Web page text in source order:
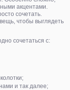
акцентами.
сочетать.
чтобы выглядеть
сочетаться с:
и так далее;